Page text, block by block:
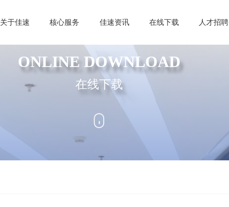
关于佳速 核心服务 佳速资讯 在线下载 人才招聘
ONLINE DOWNLOAD
在线下载